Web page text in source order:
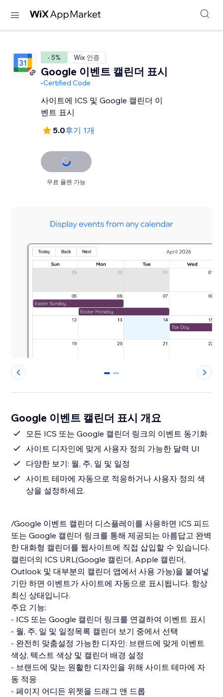
- 5% Wix 인증
Google 이벤트 캘린더 표시
-Certified Code
사이트에 ICS 및 Google 캘린더 이
벤트 표시
5.0후기 1개
무료 플랜 가능
0 1
Google 이벤트 캘린더 표시 개요
모든 ICS 또는 Google 캘린더 링크의 이벤트 동기화
사이트 디자인에 맞게 사용자 정의 가능한 달력 UI
다양한 보기: 월, 주, 일 및 일정
사이트 테마에 자동으로 적응하거나 사용자 정의 색
상을 설정하세요.
/Google 이벤트 캘린더 디스플레이를 사용하면 ICS 피드
또는 Google 캘린더 링크를 통해 제공되는 아름답고 완벽
한 대화형 캘린더를 웹사이트에 직접 삽입할 수 있습니다.
캘린더의 ICS URL(Google 캘린더, Apple 캘린더,
Outlook 및 대부분의 캘린더 앱에서 사용 가능)을 붙여넣
기만 하면 이벤트가 사이트에 자동으로 표시됩니다. 항상
최신 상태입니다.
주요 기능:
- ICS 또는 Google 캘린더 링크를 연결하여 이벤트 표시
- 월, 주, 일 및 일정목록 캘린더 보기 중에서 선택
- 완전히 맞춤설정 가능한 디자인: 브랜드에 맞게 이벤트
색상, 텍스트 색상 및 캘린더 배경 설정
- 브랜드에 맞는 원활한 디자인을 위해 사이트 테마에 자
동 적응
- 페이지 어디든 위젯을 드래그 앤 드롭